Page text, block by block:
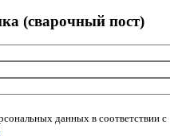
(сварочный пост)
данных в соответствии с